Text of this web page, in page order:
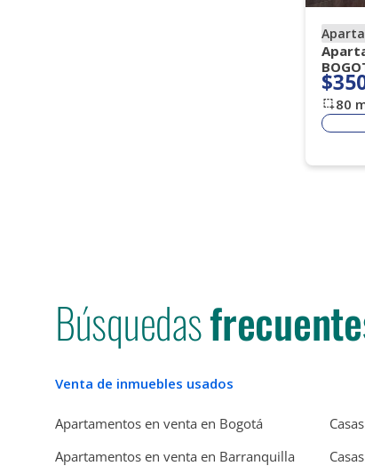
80
Búsquedas
Venta de inmuebles usados
Apartamentos en venta en Bogotá
Apartamentos en venta en Barranquilla